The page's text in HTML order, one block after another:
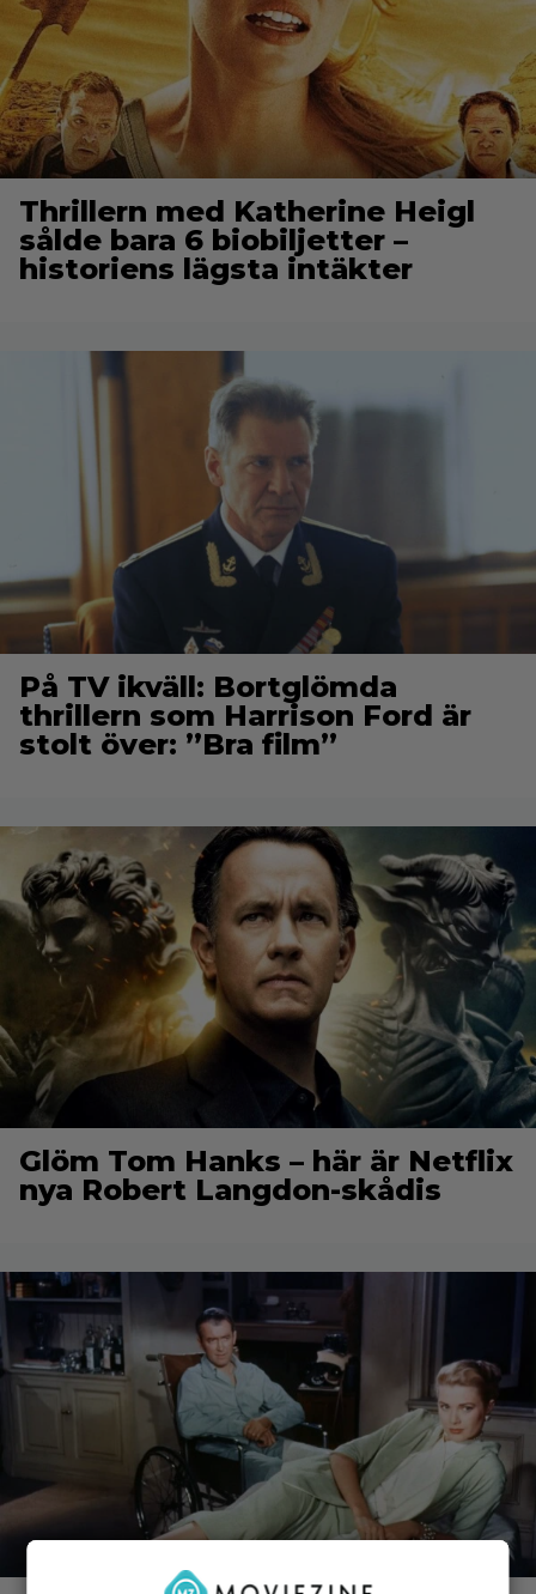
Thrillern med Katherine Heigl
sålde bara 6 biobiljetter –
historiens lägsta intäkter
På TV ikväll: Bortglömda
thrillern som Harrison Ford är
stolt över: ”Bra film”
Glöm Tom Hanks – här är Netflix
nya Robert Langdon-skådis